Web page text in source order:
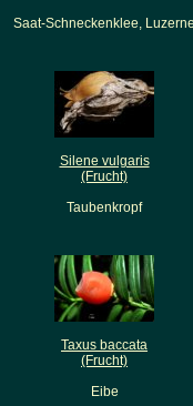
Saat-Schneckenklee, Luzerne
Silene vulgaris
(Frucht)
Taubenkropf
Taxus baccata
(Frucht)
Eibe